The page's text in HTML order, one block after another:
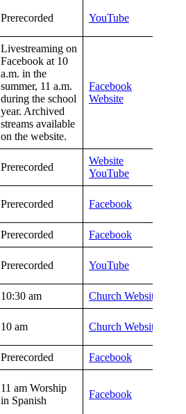
Prerecorded YouTube
Livestreaming on
Facebook at 10
a.m. in the
summer, 11 a.m.
during the school
year. Archived
streams available
on the website.
Facebook
Website
Prerecorded
Website
YouTube
Prerecorded Facebook
Prerecorded Facebook
Prerecorded YouTube
10:30 am Church Website
10 am Church Website
Prerecorded Facebook
11 am Worship
in Spanish
Facebook